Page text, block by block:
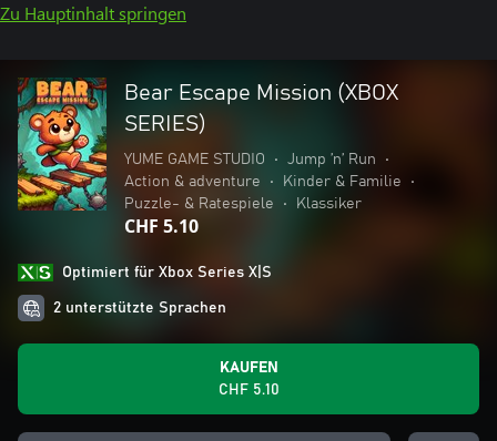
Zu Hauptinhalt springen
Bear Escape Mission (XBOX
SERIES)
YUME GAME STUDIO • Jump ’n’ Run
•
Action & adventure
• Kinder & Familie
•
Puzzle- & Ratespiele
• Klassiker
CHF 5.10
Optimiert für Xbox Series X|S
2 unterstützte Sprachen
KAUFEN
CHF 5.10